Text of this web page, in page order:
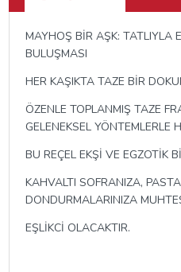
MAYHOŞ BİR AŞK: TATLIYLA
BULUŞMASI
HER KAŞIKTA TAZE BİR
ÖZENLE TOPLANMIŞ TAZE
GELENEKSEL YÖNTEMLERLE
BU REÇEL EKŞİ VE EGZOTİK
KAHVALTI SOFRANIZA,
DONDURMALARINIZA
EŞLİKCİ OLACAKTIR.